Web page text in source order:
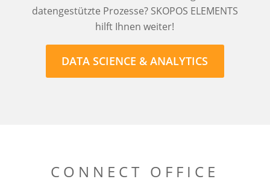
datengestützte Prozesse? SKOPOS ELEMENTS
hilft Ihnen weiter!
DATA SCIENCE & ANALYTICS
CONNECT OFFICE